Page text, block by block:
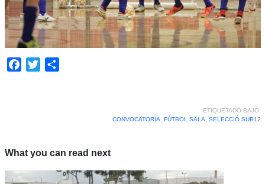
Facebook
Twitter
ETIQUETADO BAJO:
CONVOCATORIA, FÚTBOL SALA, SELECCIÓ SUB12
What you can read next